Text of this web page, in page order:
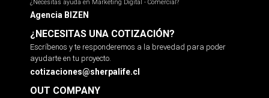
¿Necesitas ayuda en Marketing Digital - Comercial?
Agencia BIZEN
¿NECESITAS UNA COTIZACIÓN?
Escríbenos y te responderemos a la brevedad para poder
ayudarte en tu proyecto.
cotizaciones@sherpalife.cl
OUT COMPANY